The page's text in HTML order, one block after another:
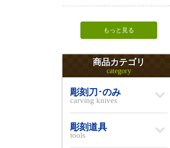
もっと見る
商品カテゴリ
category
彫刻刀･のみ
carving knives
彫刻道具
tools